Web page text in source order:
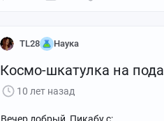
TL28 Наука
Космо-шкатулка на
10 лет назад